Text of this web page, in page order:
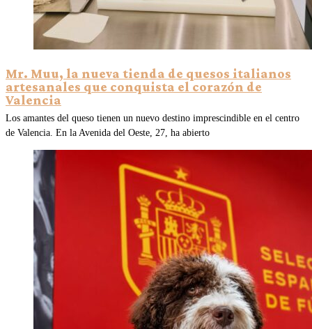
Mr. Muu, la nueva tienda de quesos italianos
artesanales que conquista el corazón de
Valencia
Los amantes del queso tienen un nuevo destino imprescindible en el centro
de Valencia. En la Avenida del Oeste, 27, ha abierto